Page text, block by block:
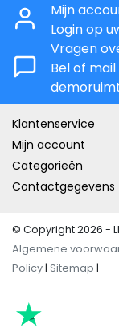
Mijn
Login op
Vragen
Bel of
Klantenservice
Mijn account
Categorieën
Contactgegevens
© Copyright 2026 -
Algemene
Policy | Sitemap |